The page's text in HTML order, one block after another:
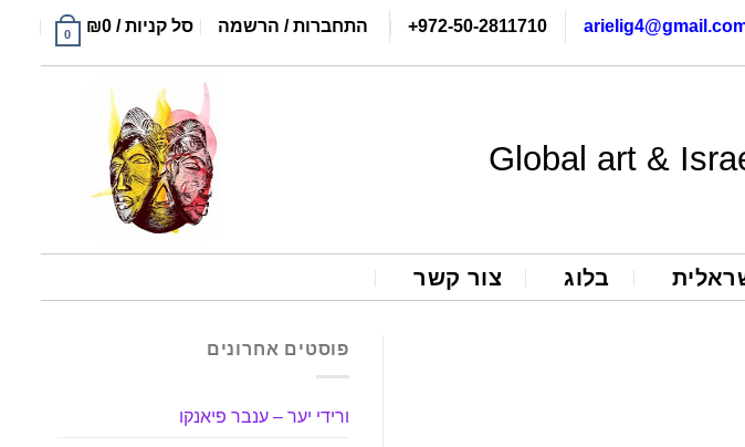
+972-50-2811710 התחברות / הרשמה סל קניות / ₪0
0
Global art &
בלוג צור קשר
פוסטים אחרונים
ורידי יער – ענבר פיאנקו